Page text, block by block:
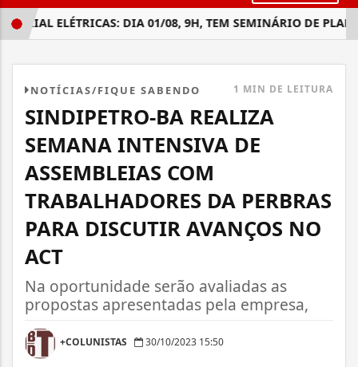
ELÉTRICAS: DIA 01/08, 9H, TEM SEMINÁRIO DE
NOTÍCIAS/FIQUE SABENDO 1 MIN DE LEITURA
SINDIPETRO-BA REALIZA
SEMANA INTENSIVA DE
ASSEMBLEIAS COM
TRABALHADORES DA PERBRAS
PARA DISCUTIR AVANÇOS NO
ACT
Na oportunidade serão avaliadas as
propostas apresentadas pela empresa,
+COLUNISTAS 30/10/2023 15:50